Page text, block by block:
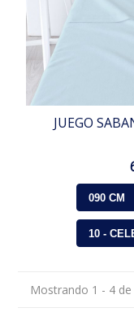
JUEGO
Mostrando 1 - 4